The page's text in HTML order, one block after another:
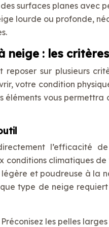
surfaces planes avec
lourde ou profonde,
neige : les
sur plusieurs
votre condition
éléments vous
l’efficacité
conditions climatiques
et poudreuse à la
type de neige
les pelles